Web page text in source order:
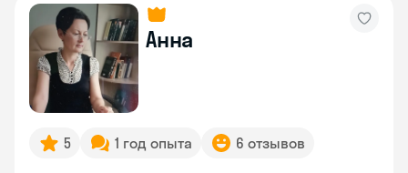
Анна
5 1 год опыта 6 отзывов